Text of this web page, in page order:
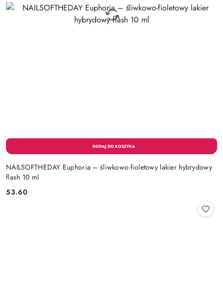
NAILSOFTHEDAY Euphoria – śliwkowo-fioletowy lakier hybrydowy
flash 10 ml
Cena:
53.60